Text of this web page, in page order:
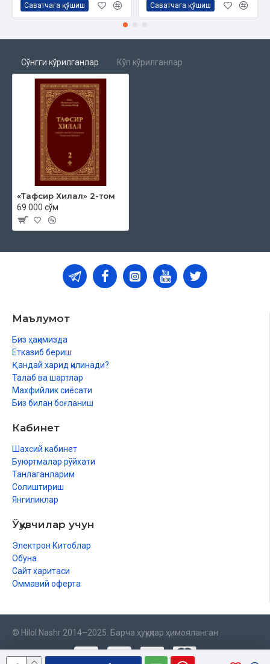
Саватчага қўшиш Саватчага қўшиш
Сўнгги кўрилганлар Кўп кўрилганлар
«Тафсир Хилал» 2-том
69 000 сўм
Маълумот
Биз ҳақимизда
Етказиб бериш
Қандай харид қилинади?
Талаб ва шартлар
Махфийлик сиёсати
Биз билан боғланиш
Кабинет
Шахсий кабинет
Буюртмалар рўйхати
Танлаганларим
Солиштириш
Янгиликлар
Ўқувчилар учун
Электрон Китоблар
Обуна
Сайт харитаси
Оммавий оферта
© Hilol Nashr 2014–2025. Барча ҳуқуқлар ҳимояланган